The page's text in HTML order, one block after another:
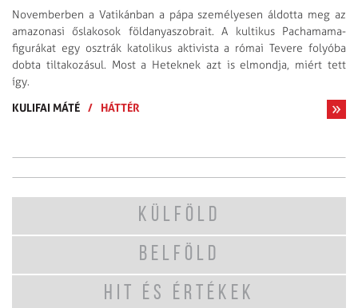
Novemberben a Vatikánban a pápa személyesen áldotta meg az
amazonasi őslakosok földanyaszobrait. A kultikus Pachamama-
figurákat egy osztrák katolikus aktivista a római Tevere folyóba
dobta tiltakozásul. Most a Heteknek azt is elmondja, miért tett
így.
KULIFAI MÁTÉ / HÁTTÉR
KÜLFÖLD
BELFÖLD
HIT ÉS ÉRTÉKEK